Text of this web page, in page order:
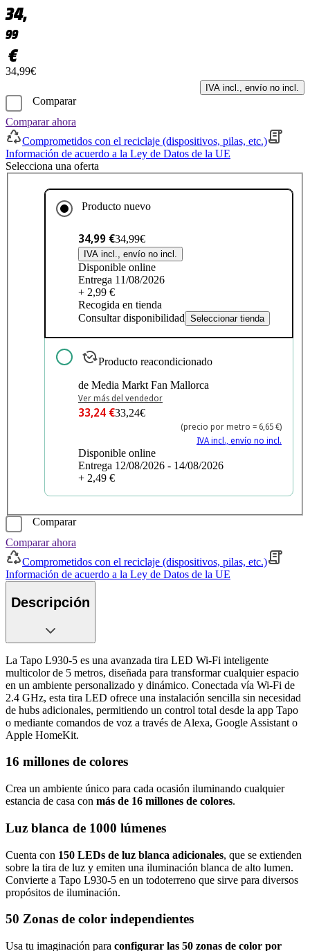
34,
99
€
34,99€
IVA incl., envío no incl.
Comparar
Comparar ahora
Comprometidos con el reciclaje (dispositivos, pilas, etc.)
Información de acuerdo a la Ley de Datos de la UE
Selecciona una oferta
Producto nuevo
34,99 €34,99€
IVA incl., envío no incl.
Disponible online
Entrega 11/08/2026
+ 2,99 €
Recogida en tienda
Consultar disponibilidad Seleccionar tienda
Producto reacondicionado
de Media Markt Fan Mallorca
Ver más del vendedor
33,24 €33,24€
(precio por metro = 6,65 €)
IVA incl., envío no incl.
Disponible online
Entrega 12/08/2026 - 14/08/2026
+ 2,49 €
Comparar
Comparar ahora
Comprometidos con el reciclaje (dispositivos, pilas, etc.)
Información de acuerdo a la Ley de Datos de la UE
Descripción
La Tapo L930-5 es una avanzada tira LED Wi-Fi inteligente
multicolor de 5 metros, diseñada para transformar cualquier espacio
en un ambiente personalizado y dinámico. Conectada vía Wi-Fi de
2.4 GHz, esta tira LED ofrece una instalación sencilla sin necesidad
de hubs adicionales, permitiendo un control total desde la app Tapo
o mediante comandos de voz a través de Alexa, Google Assistant o
Apple HomeKit.
16 millones de colores
Crea un ambiente único para cada ocasión iluminando cualquier
estancia de casa con más de 16 millones de colores.
Luz blanca de 1000 lúmenes
Cuenta con 150 LEDs de luz blanca adicionales, que se extienden
sobre la tira de luz y emiten una iluminación blanca de alto lumen.
Convierte a Tapo L930-5 en un todoterreno que sirve para diversos
propósitos de iluminación.
50 Zonas de color independientes
Usa tu imaginación para configurar las 50 zonas de color por